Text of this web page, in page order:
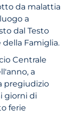
da malattia
a
dal Testo
Famiglia.
Centrale
a
pregiudizio
giorni di
ferie